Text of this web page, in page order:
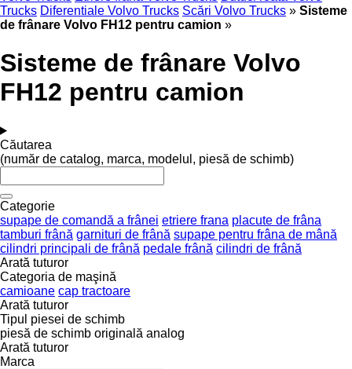
Trucks Diferentiale Volvo Trucks Scări Volvo Trucks » Sisteme
de frânare Volvo FH12 pentru camion »
Sisteme de frânare Volvo
FH12 pentru camion
Căutarea
(număr de catalog, marca, modelul, piesă de schimb)
Categorie
supape de comandă a frânei etriere frana placute de frâna
tamburi frână garnituri de frână supape pentru frâna de mână
cilindri principali de frână pedale frână cilindri de frână
Arată tuturor
Categoria de maşină
camioane cap tractoare
Arată tuturor
Tipul piesei de schimb
piesă de schimb originală analog
Arată tuturor
Marca